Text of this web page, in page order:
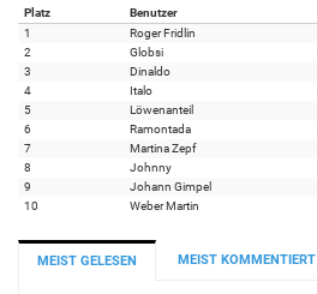
Platz Benutzer
1
Roger Fridlin
2
Globsi
3
Dinaldo
4
Italo
5
Löwenanteil
6
Ramontada
7
Martina Zepf
8
Johnny
9
Johann Gimpel
10
Weber Martin
MEIST GELESEN MEIST KOMMENTIERT